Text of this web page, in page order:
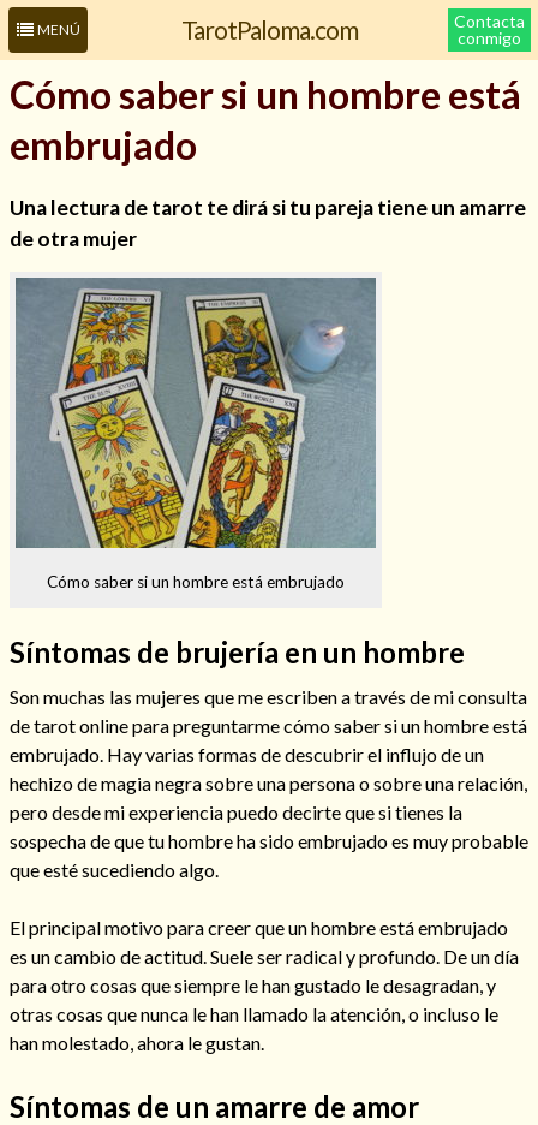
MENÚ TarotPaloma.com
Contacta
conmigo
Leer más sobre mí
Hechizos de amor
Amarre para recuperar a mi pareja
Cómo saber si un hombre está
embrujado
Una lectura de tarot te dirá si tu pareja tiene un amarre
de otra mujer
Cómo saber si un hombre está embrujado
Síntomas de brujería en un hombre
Son muchas las mujeres que me escriben a través de mi consulta
de tarot online para preguntarme cómo saber si un hombre está
embrujado. Hay varias formas de descubrir el influjo de un
hechizo de magia negra sobre una persona o sobre una relación,
pero desde mi experiencia puedo decirte que si tienes la
sospecha de que tu hombre ha sido embrujado es muy probable
que esté sucediendo algo.
El principal motivo para creer que un hombre está embrujado
es un cambio de actitud. Suele ser radical y profundo. De un día
para otro cosas que siempre le han gustado le desagradan, y
otras cosas que nunca le han llamado la atención, o incluso le
han molestado, ahora le gustan.
Síntomas de un amarre de amor